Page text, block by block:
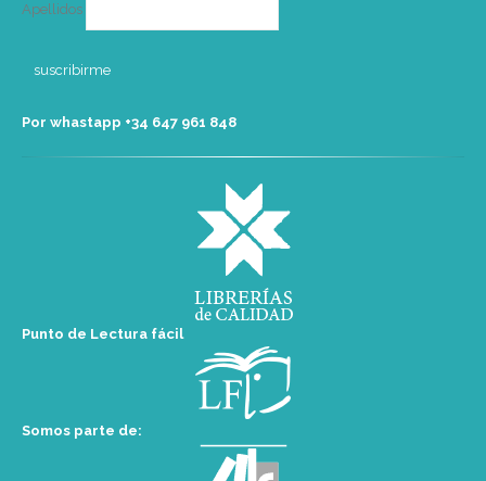
Apellidos
Por whastapp +34 ‭647 961 848‬
Punto de Lectura fácil
Somos parte de: